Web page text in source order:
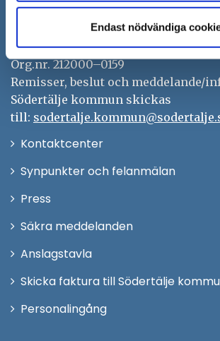
Endast nödvändiga
Besöksadress: Nyköpingsvägen 26
Tfn: 08–523 010 00
kontaktcenter@sodertalje.se
Org.nr. 212000–0159
Remisser, beslut och meddelande/
Södertälje kommun skickas
till:
KontaktcenterÖppna
Synpunkter och felanmälan
Press
fönster
Säkra meddelanden
Anslagstavla
Skicka faktura till Södertälje
PersonalingångÖppna